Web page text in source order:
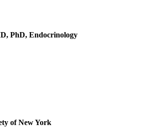
PhD, Endocrinology
of New York